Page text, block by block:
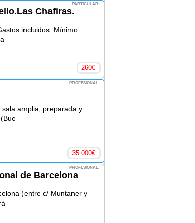
PARTICULAR
Chafiras.
incluidos. Mínimo
260€
PROFESIONAL
amplia, preparada y
35.000€
PROFESIONAL
de Barcelona
(entre c/ Muntaner y